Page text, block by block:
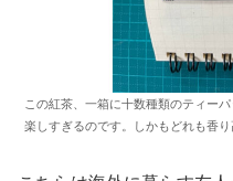
この紅茶、一箱に十数種類のティー
楽しすぎるのです。しかもどれも香り